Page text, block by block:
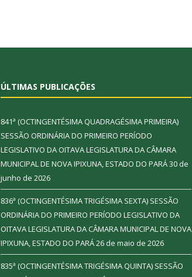
ÚLTIMAS PUBLICAÇÕES
841ª (OCTINGENTÉSIMA QUADRAGÉSIMA PRIMEIRA)
SESSÃO ORDINÁRIA DO PRIMEIRO PERÍODO
LEGISLATIVO DA OITAVA LEGISLATURA DA CÂMARA
MUNICIPAL DE NOVA IPIXUNA, ESTADO DO PARÁ30 de
junho de 2026
836ª (OCTINGENTÉSIMA TRIGÉSIMA SEXTA) SESSÃO
ORDINÁRIA DO PRIMEIRO PERÍODO LEGISLATIVO DA
OITAVA LEGISLATURA DA CÂMARA MUNICIPAL DE NOVA
IPIXUNA, ESTADO DO PARÁ26 de maio de 2026
835ª (OCTINGENTÉSIMA TRIGÉSIMA QUINTA) SESSÃO